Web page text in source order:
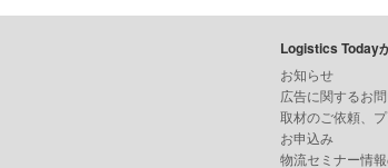
Logistics Today
お知らせ
広告に関するお
取材のご依頼、
お申込み
物流セミナー情